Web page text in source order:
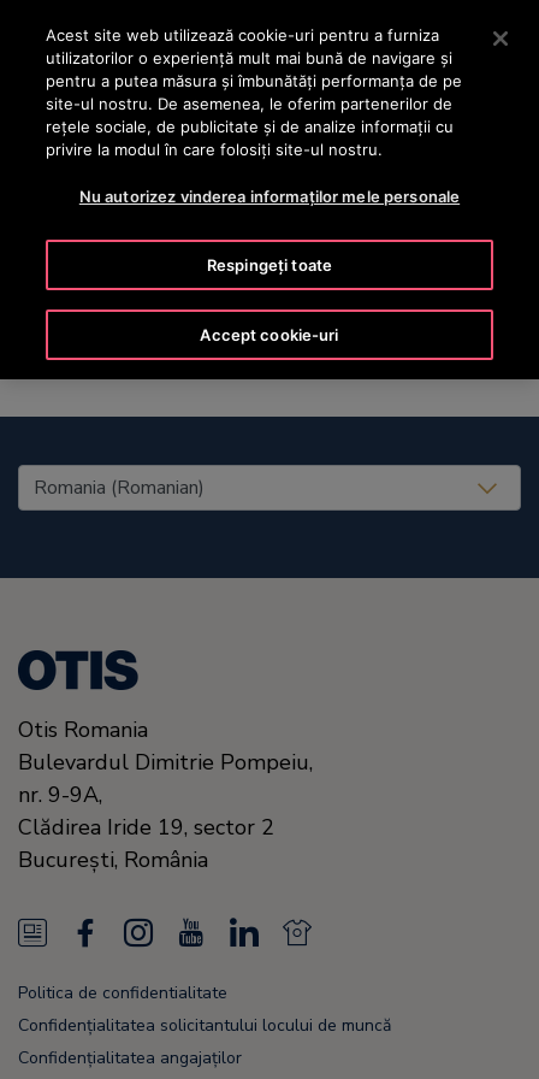
Apăsați Enter pentru a trece la conținutul principal
CAUTA
Marie
United States (EN)
Otis Romania
Bulevardul Dimitrie Pompeiu,
nr. 9-9A,
Clădirea Iride 19, sector 2
Bucureşti, România
N
e
w
s
c
e
I
s
t
o
u
T
L
n
N
w
Politica de confidentialitate
Confidențialitatea solicitantului locului de muncă
Confidențialitatea angajaților
Acest site web utilizează cookie-uri pentru a furniza
utilizatorilor o experienţă mult mai bună de navigare și
pentru a putea măsura și îmbunătăți performanța de pe
site-ul nostru. De asemenea, le oferim partenerilor de
rețele sociale, de publicitate și de analize informații cu
privire la modul în care folosiți site-ul nostru.
Nu autorizez vinderea informaților mele personale
Respingeți toate
Accept cookie-uri